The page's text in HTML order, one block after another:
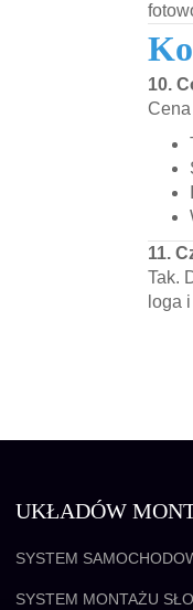
10.
11.
Tak.
loga
UKŁADÓW
SYSTEM
SYSTEM MONTAŻU